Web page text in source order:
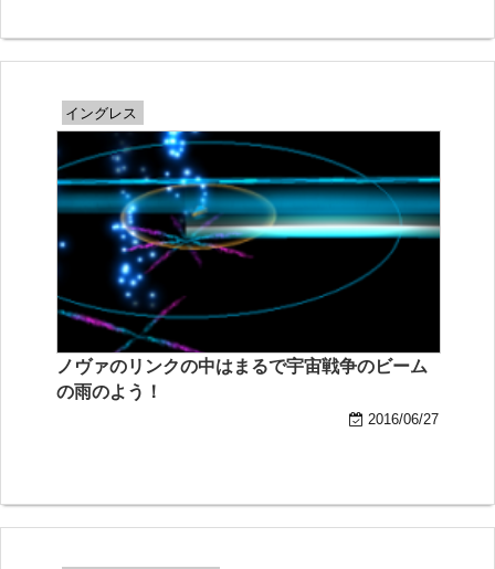
イングレス
ノヴァのリンクの中はまるで宇宙戦争のビーム
の雨のよう！
2016/06/27